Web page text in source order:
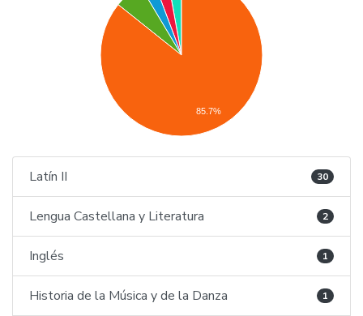
85.7%
Latín II 30
Lengua Castellana y Literatura 2
Inglés 1
Historia de la Música y de la Danza 1